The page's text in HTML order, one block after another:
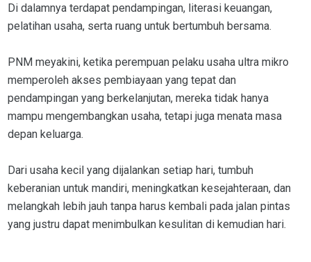
Di dalamnya terdapat pendampingan, literasi keuangan,
pelatihan usaha, serta ruang untuk bertumbuh bersama.
PNM meyakini, ketika perempuan pelaku usaha ultra mikro
memperoleh akses pembiayaan yang tepat dan
pendampingan yang berkelanjutan, mereka tidak hanya
mampu mengembangkan usaha, tetapi juga menata masa
depan keluarga.
Dari usaha kecil yang dijalankan setiap hari, tumbuh
keberanian untuk mandiri, meningkatkan kesejahteraan, dan
melangkah lebih jauh tanpa harus kembali pada jalan pintas
yang justru dapat menimbulkan kesulitan di kemudian hari.